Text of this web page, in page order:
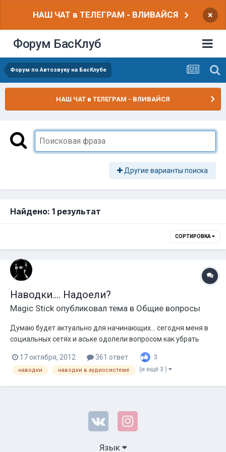
НАШ ЧАТ в ТЕЛЕГРАМ - ВЛИВАЙСЯ ×
Форум БасКлуб
Форум по Автозвуку на БасКлубе
НАШ ЧАТ в ТЕЛЕГРАМ - ВЛИВАЙСЯ
Другие варианты поиска
Найдено: 1 результат
СОРТИРОВКА
Наводки.... Надоели?
Magic Stickопубликовал тема в Общие вопросы
Думаю будет актуально для начинающих... сегодня меня в
социальных сетях и аське одолели вопросом как убрать
занимался из окошка в окошко.... все ниже написанное из
моего личного опыта... поэтому ваша критика мне абсолютно
17 октября, 2012 361 ответ 3
наводки наводки в аудиосистеме (и ещё 3 )
Язык